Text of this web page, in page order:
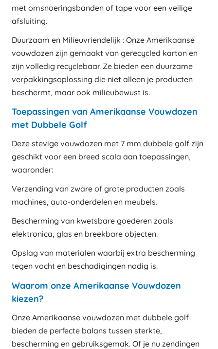
met omsnoeringsbanden of tape voor een veilige
afsluiting.
Duurzaam en Milieuvriendelijk : Onze Amerikaanse
vouwdozen zijn gemaakt van gerecycled karton en
zijn volledig recyclebaar. Ze bieden een duurzame
verpakkingsoplossing die niet alleen je producten
beschermt, maar ook milieubewust is.
Toepassingen van Amerikaanse Vouwdozen
met Dubbele Golf
Deze stevige vouwdozen met 7 mm dubbele golf zijn
geschikt voor een breed scala aan toepassingen,
waaronder:
Verzending van zware of grote producten zoals
machines, auto-onderdelen en meubels.
Bescherming van kwetsbare goederen zoals
elektronica, glas en breekbare objecten.
Opslag van materialen waarbij extra bescherming
tegen vocht en beschadigingen nodig is.
Waarom onze Amerikaanse Vouwdozen
kiezen?
Onze Amerikaanse vouwdozen met dubbele golf
bieden de perfecte balans tussen sterkte,
bescherming en gebruiksgemak. Of je nu zendingen